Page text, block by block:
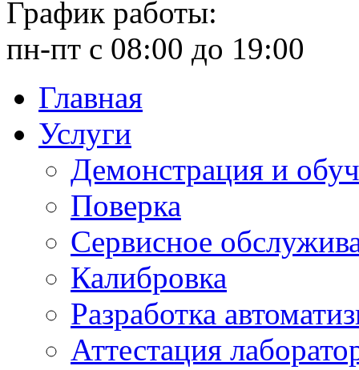
График работы:
пн-пт с 08:00 до 19:00
Главная
Услуги
Демонстрация и
Поверка
Сервисное
Калибровка
Разработка
Аттестация